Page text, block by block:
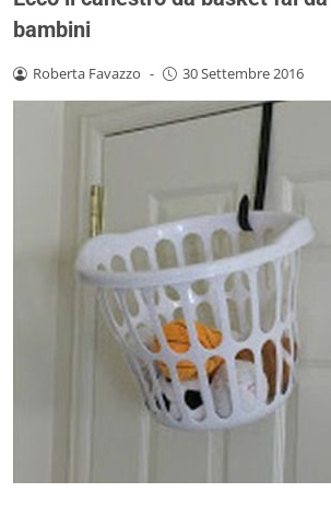
bambini
Roberta Favazzo - 30 Settembre 2016